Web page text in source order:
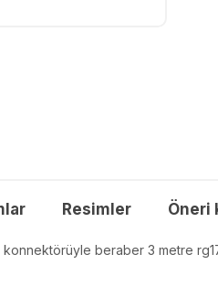
Resimler Öneri
beraber 3 metre